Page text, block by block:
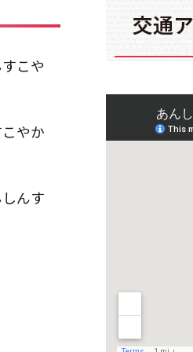
交通
こや
やか
んす